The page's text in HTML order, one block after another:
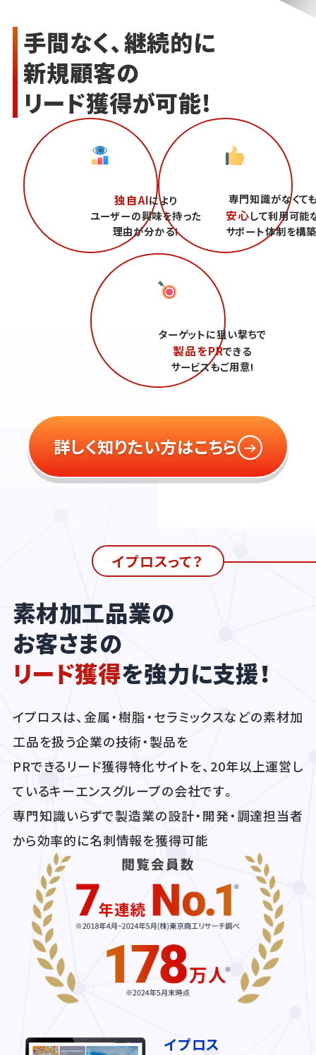
手間なく、継続的に
新規顧客の
リード獲得が可能!
独自AIにより
ユーザーの興味を持った
理由が分かる!
専門知識がなくて
安心して利用可能
サポート体制を構
ターゲットに狙い撃ちで
製品をPRできる
サービスもご用意!
詳しく知りたい方はこちら
イプロスって？
素材加工品業の
お客さまの
リード獲得を強力に支援！
イプロスは、金属・樹脂・セラミックスなどの素材加
工品を扱う企業の技術・製品を
PRできるリード獲得特化サイトを、20年以上運営し
ているキーエンスグループの会社です。
専門知識いらずで製造業の設計・開発・調達担当者
から効率的に名刺情報を獲得可能
イプロス